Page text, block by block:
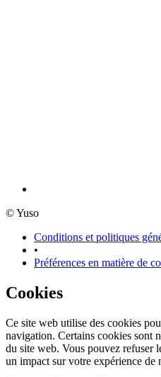
© Yuso
Conditions et politiques
•
Préférences en matière de
Cookies
Ce site web utilise des cookies
navigation. Certains cookies sont
du site web. Vous pouvez refuser
un impact sur votre expérience de